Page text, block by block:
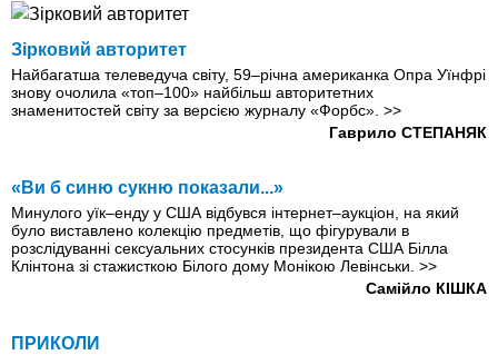
Зірковий авторитет
Найбагатша телеведуча світу, 59–річна американка Опра Уїнфрі
знову очолила «топ–100» найбільш авторитетних
знаменитостей світу за версією журналу «Форбс». >>
Гаврило СТЕПАНЯК
«Ви б синю сукню показали...»
Минулого уїк–енду у США відбувся інтернет–аукціон, на який
було виставлено колекцію предметів, що фігурували в
розслідуванні сексуальних стосунків президента США Білла
Клінтона зі стажисткою Білого дому Монікою Левінськи. >>
Самійло КІШКА
ПРИКОЛИ